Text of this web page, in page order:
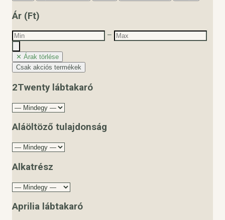
Ár (Ft)
–
✕ Árak törlése
Csak akciós termékek
2Twenty lábtakaró
Aláöltöző tulajdonság
Alkatrész
Aprilia lábtakaró